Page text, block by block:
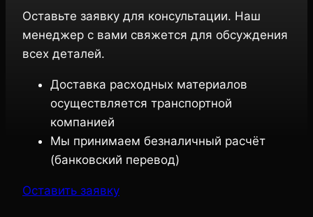
Оставьте заявку для консультации. Наш
менеджер с вами свяжется для обсуждения
всех деталей.
Доставка расходных материалов
осуществляется транспортной
компанией
Мы принимаем безналичный расчёт
(банковский перевод)
Оставить заявку